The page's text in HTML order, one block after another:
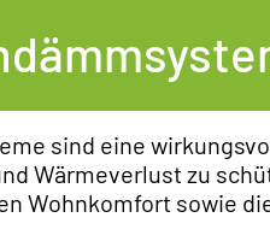
sind eine
Wärmeverlust zu
Wohnkomfort sowie